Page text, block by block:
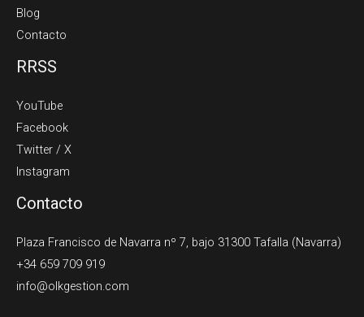
Blog
Contacto
RRSS
YouTube
Facebook
Twitter / X
Instagram
Contacto
Plaza Francisco de Navarra nº 7, bajo 31300 Tafalla (Navarra)
+34 659 709 919
info@olkgestion.com